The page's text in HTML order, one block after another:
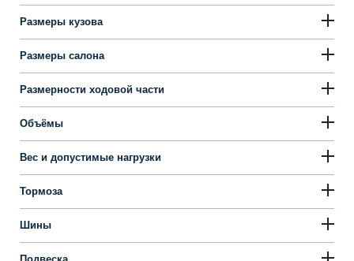
Размеры кузова
Размеры салона
Размерности ходовой части
Объёмы
Вес и допустимые нагрузки
Тормоза
Шины